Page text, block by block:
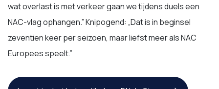
wat overlast is met verkeer gaan we tijdens duels een
NAC-vlag ophangen.” Knipogend: „Dat is in beginsel
zeventien keer per seizoen, maar liefst meer als NAC
Europees speelt.”